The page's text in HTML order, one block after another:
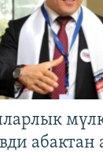
абактан